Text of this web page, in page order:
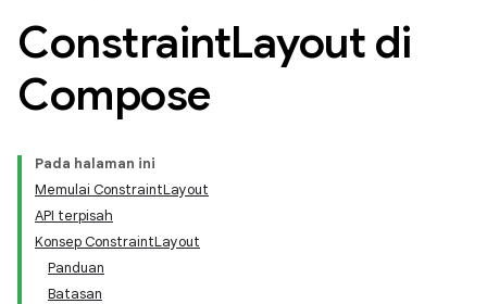
ConstraintLayout di
Compose
Pada halaman ini
Memulai ConstraintLayout
API terpisah
Konsep ConstraintLayout
Panduan
Batasan